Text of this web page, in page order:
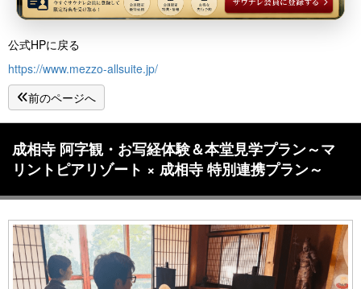
公式HPに戻る
https://www.mezzo-allsuite.jp/
前のページへ
成相寺 阿字観・お写経体験＆本堂見学プラン～マ
リントピアリゾート × 成相寺 特別連携プラン～